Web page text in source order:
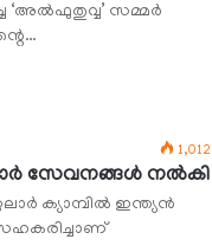
‘അല്‍ഫുതുവ്വ’ സമ്മര്‍
1,012
സേവനങ്ങള്‍ നല്‍കി
ക്യാമ്പില്‍ ഇന്ത്യന്‍